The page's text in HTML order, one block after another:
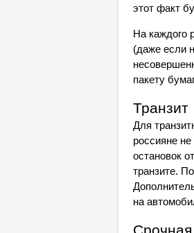
этот факт
На каждого
(даже если
пакету
Транзит
Для
россияне
остановок
транзите.
на